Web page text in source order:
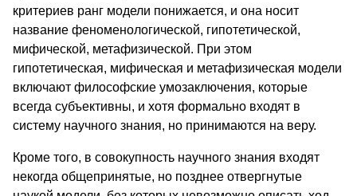
критериев ранг модели понижается, и она носит
название феноменологической, гипотетической,
мифической, метафизической. При этом
гипотетическая, мифическая и метафизическая модели
включают философские умозаключения, которые
всегда субъективны, и хотя формально входят в
систему научного знания, но принимаются на веру.
Кроме того, в совокупность научного знания входят
некогда общепринятые, но позднее отвергнутые